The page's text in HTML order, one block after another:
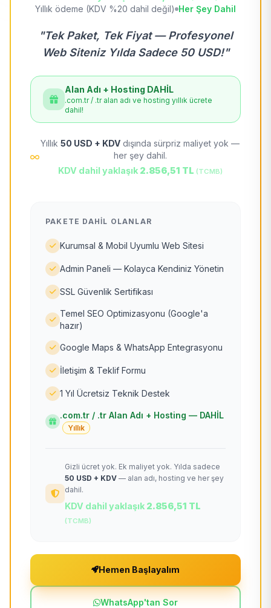
Yıllık ödeme (KDV %20 dahil değil) Her Şey Dahil
"Tek Paket, Tek Fiyat — Profesyonel
Web Siteniz Yılda Sadece 50 USD!"
Alan Adı + Hosting DAHİL
.com.tr / .tr alan adı ve hosting yıllık ücrete
dahil!
Yıllık 50 USD + KDV dışında sürpriz maliyet yok —
her şey dahil.
KDV dahil yaklaşık 2.856,51 TL (TCMB)
PAKETE DAHIL OLANLAR
Kurumsal & Mobil Uyumlu Web Sitesi
Admin Paneli — Kolayca Kendiniz Yönetin
SSL Güvenlik Sertifikası
Temel SEO Optimizasyonu (Google'a
hazır)
Google Maps & WhatsApp Entegrasyonu
İletişim & Teklif Formu
1 Yıl Ücretsiz Teknik Destek
.com.tr / .tr Alan Adı + Hosting — DAHİL
Yıllık
Gizli ücret yok. Ek maliyet yok. Yılda sadece
50 USD + KDV — alan adı, hosting ve her şey
dahil.
KDV dahil yaklaşık 2.856,51 TL
(TCMB)
Hemen Başlayalım
WhatsApp'tan Sor